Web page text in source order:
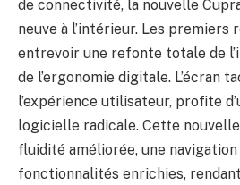
de connectivité, la nouvelle
neuve à l’intérieur. Les premiers
entrevoir une refonte totale de
de l’ergonomie digitale. L’écran
l’expérience utilisateur, profite
logicielle radicale. Cette
fluidité améliorée, une
fonctionnalités enrichies,